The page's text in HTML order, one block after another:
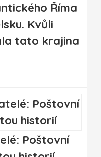
Říma
Kvůli
tato krajina
Poštovní